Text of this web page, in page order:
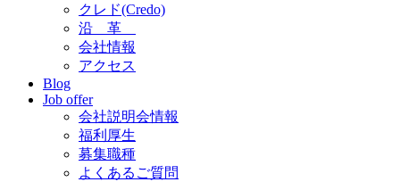
クレド(Credo)
沿 革
会社情報
アクセス
Blog
Job offer
会社説明会情報
福利厚生
募集職種
よくあるご質問